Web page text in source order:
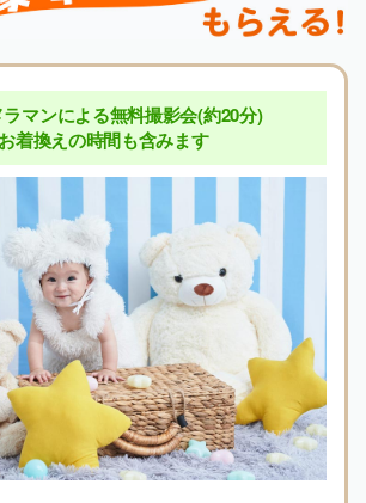
マンによる無料撮影会(約20分)
着換えの時間も含みます